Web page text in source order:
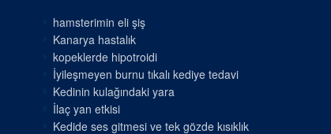
hamsterimin eli şiş
Kanarya hastalık
kopeklerde hipotroidi
İyileşmeyen burnu tıkalı kediye tedavi
Kedinin kulağındaki yara
İlaç yan etkisi
Kedide ses gitmesi ve tek gözde kısıklık